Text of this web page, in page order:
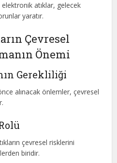
atıklar, gelecek
yaratır.
Çevresel
Önemi
Gerekliliği
alınacak önlemler, çevresel
çevresel risklerini
biridir.